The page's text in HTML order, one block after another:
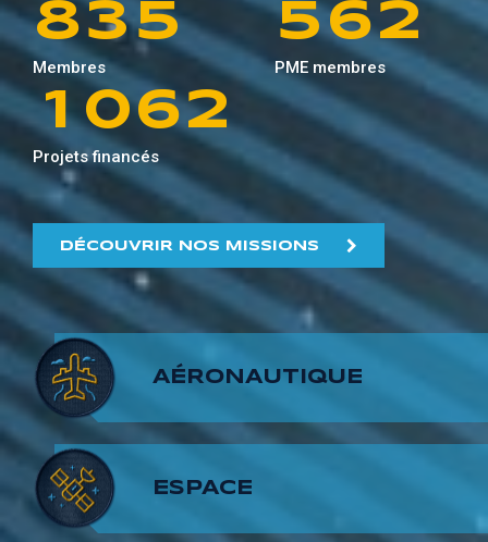
8
9
3
4
5
6
7
8
9
5
6
7
8
9
Membres
5
6
7
8
9
6
7
8
9
2
3
4
5
6
7
8
PME membres
0
1
2
3
4
5
6
7
9
0
1
2
3
4
5
6
5
6
7
8
9
1
2
3
4
5
6
7
8
Projets financés
DÉCOUVRIR NOS MISSIONS
AÉRONAUTIQUE
ESPACE